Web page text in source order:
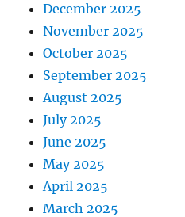
December 2025
November 2025
October 2025
September 2025
August 2025
July 2025
June 2025
May 2025
April 2025
March 2025